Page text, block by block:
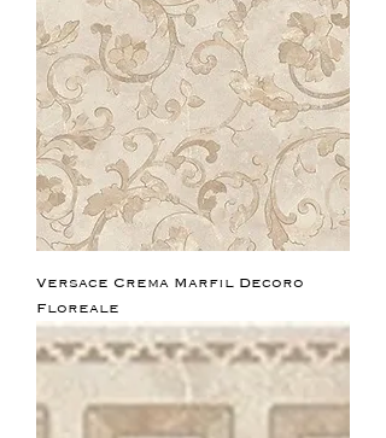
Versace Crema Marfil Decoro
Floreale